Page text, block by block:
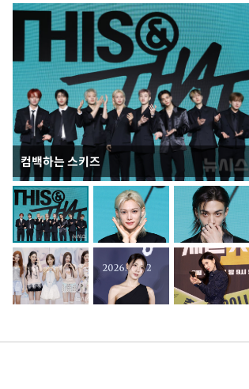
컴백하는 스키즈
이번주 국회에는 무슨 일이? [뉴시스국회토pic]